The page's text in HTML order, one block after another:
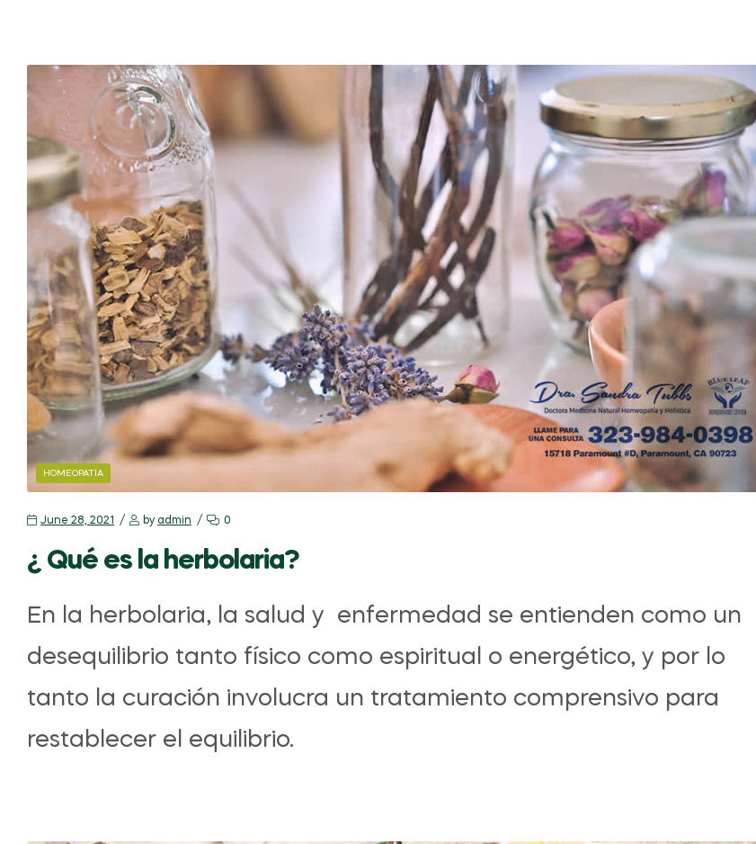
HOMEOPATÍA
June 28, 2021 by admin 0
¿ Qué es la herbolaria?
En la herbolaria, la salud y enfermedad se entienden como un
desequilibrio tanto físico como espiritual o energético, y por lo
tanto la curación involucra un tratamiento comprensivo para
restablecer el equilibrio.